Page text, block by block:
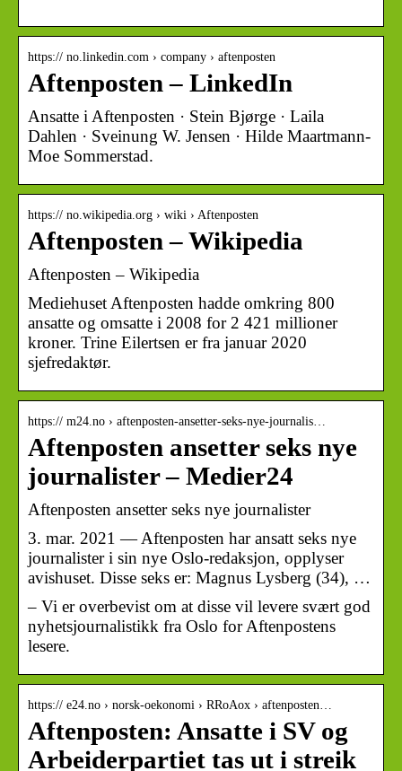
https:// no.linkedin.com › company › aftenposten
Aftenposten – LinkedIn
Ansatte i Aftenposten · Stein Bjørge · Laila
Dahlen · Sveinung W. Jensen · Hilde Maartmann-
Moe Sommerstad.
https:// no.wikipedia.org › wiki › Aftenposten
Aftenposten – Wikipedia
Aftenposten – Wikipedia
Mediehuset Aftenposten hadde omkring 800
ansatte og omsatte i 2008 for 2 421 millioner
kroner. Trine Eilertsen er fra januar 2020
sjefredaktør.
https:// m24.no › aftenposten-ansetter-seks-nye-journalis…
Aftenposten ansetter seks nye
journalister – Medier24
Aftenposten ansetter seks nye journalister
3. mar. 2021 — Aftenposten har ansatt seks nye
journalister i sin nye Oslo-redaksjon, opplyser
avishuset. Disse seks er: Magnus Lysberg (34), …
– Vi er overbevist om at disse vil levere svært god
nyhetsjournalistikk fra Oslo for Aftenpostens
lesere.
https:// e24.no › norsk-oekonomi › RRoAox › aftenposten…
Aftenposten: Ansatte i SV og
Arbeiderpartiet tas ut i streik